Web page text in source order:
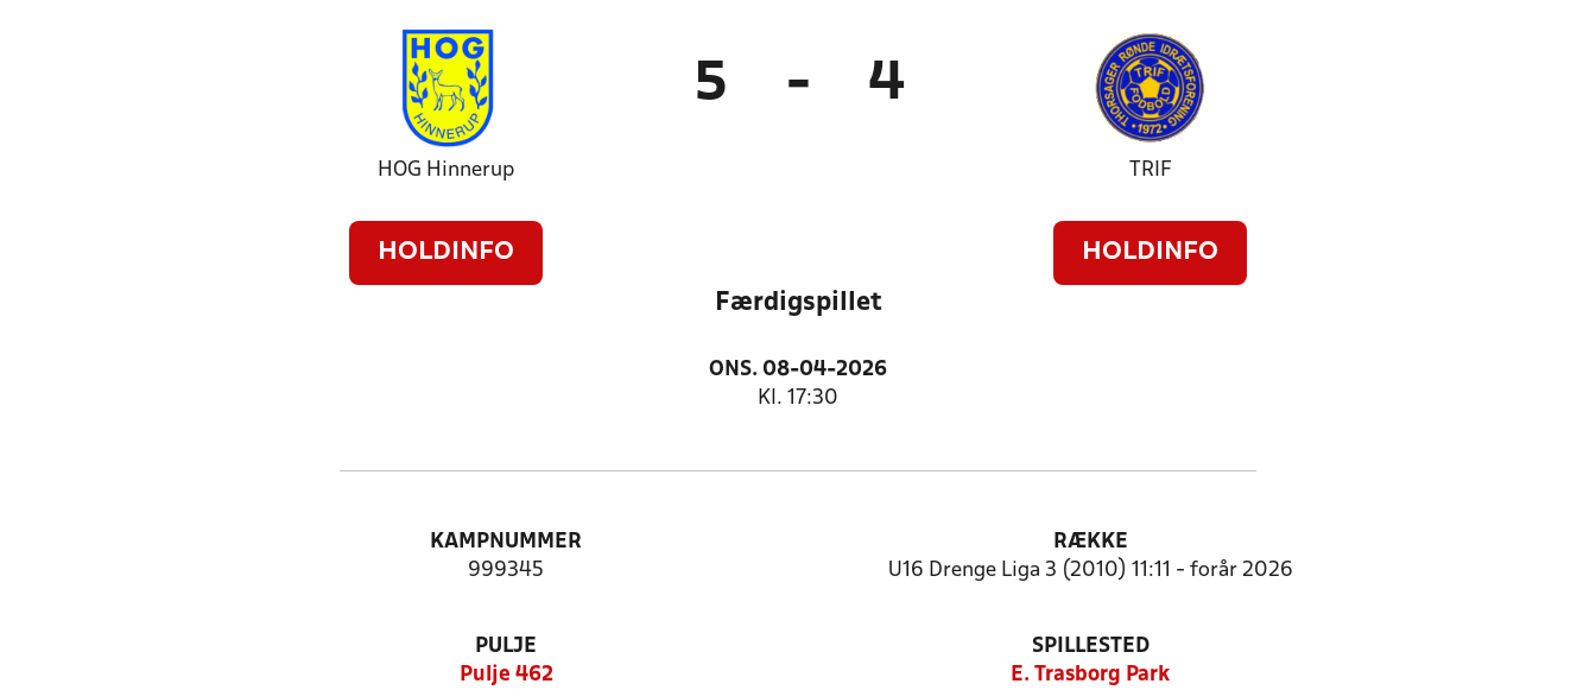
HOG Hinnerup
HOLDINFO
5 - 4
TRIF
HOLDINFO
Færdigspillet
ONS. 08-04-2026
Kl. 17:30
KAMPNUMMER
999345
RÆKKE
U16 Drenge Liga 3 (2010) 11:11 - forår 2026
PULJE
Pulje 462
SPILLESTED
E. Trasborg Park